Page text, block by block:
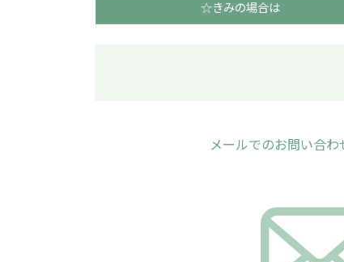
☆きみの場合は
メールでのお問い合わ